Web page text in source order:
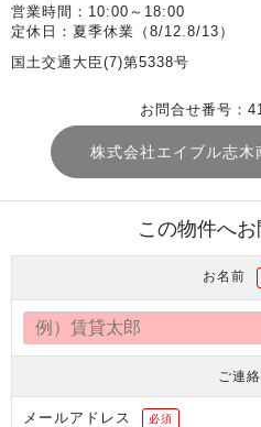
営業時間：10:00～18:00
定休日：夏季休業（8/12.8/13）
国土交通大臣(7)第5338号
お問合せ番号：
株式会社エイブル志木
この物件へ
お名前
ご連
メールアドレス 必須